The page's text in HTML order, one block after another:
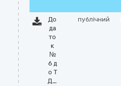
До
да
то
к
№
6 д
о Т
Д_
публічний